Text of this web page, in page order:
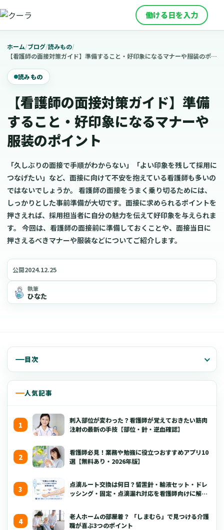
働ける日を入力
ホーム/ブログ/読みもの/
【看護師の面接対策ガイド】準備すること・好印象になるマナーや服装のポイント
読みもの
【看護師の面接対策ガイド】準備
すること・好印象になるマナーや
服装のポイント
「久しぶりの面接で手順がわからない」「よい印象を残して採用に
つなげたい」など、面接に向けて不安を抱えている看護師も多いの
ではないでしょうか。 看護師の面接をうまく乗り切るためには、
しっかりとした事前準備が大切です。面接に求められるポイントを
押さえれば、採用担当者に自分の魅力を伝えて好印象を与えられま
す。 今回は、看護師の面接前に準備しておくことや、面接当日に
押さえるべきマナーや服装などについてご紹介します。
公開2024.12.25
執筆
ひなた
目次
人気記事
刺入部位が変わった？看護師が覚えておきたい筋肉
注射の最新の手技【部位・針・逆血確認】
看護師必見！業務や勉強に役立つおすすめアプリ10
選【無料あり・2026年版】
点滴ルート交換は何日？留置針・輸液セット・ドレ
ッシング・固定・点滴漏れ対応を看護師向けに解説
老人ホームの部屋着？ 「しまむら」で見つける介護
職が喜ぶ3つのポイント